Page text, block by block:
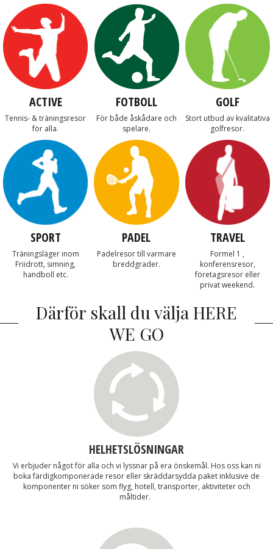
ACTIVE
Tennis- & träningsresor
för alla.
FOTBOLL
För både åskådare och
spelare.
GOLF
Stort utbud av kvalitativa
golfresor.
SPORT
Träningsläger inom
Friidrott, simning,
handboll etc.
PADEL
Padelresor till varmare
breddgrader.
TRAVEL
Formel 1 ,
konferensresor,
företagsresor eller
privat weekend.
Därför skall du välja HERE
WE GO
HELHETSLÖSNINGAR
Vi erbjuder något för alla och vi lyssnar på era önskemål. Hos oss kan ni
boka färdigkomponerade resor eller skräddarsydda paket inklusive de
komponenter ni söker som flyg, hotell, transporter, aktiviteter och
måltider.